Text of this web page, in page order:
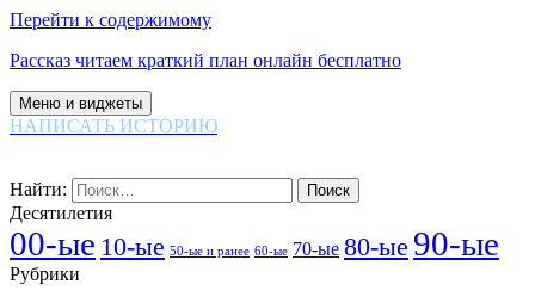
Перейти к содержимому
Рассказ читаем краткий план онлайн бесплатно
Меню и виджеты
НАПИСАТЬ ИСТОРИЮ
Найти:
Десятилетия
00-ые 10-ые 50-ые и ранее 60-ые 70-ые 80-ые 90-ые
Рубрики